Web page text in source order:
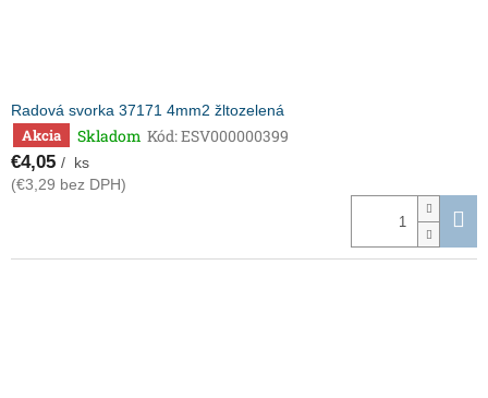
Radová svorka 37171 4mm2 žltozelená
Akcia Skladom Kód:ESV000000399
€4,05 / ks
(€3,29 bez DPH)